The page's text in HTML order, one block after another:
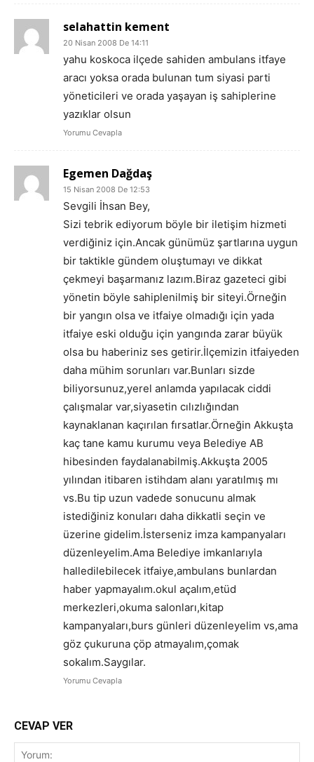
selahattin kement
20 Nisan 2008 De 14:11
yahu koskoca ilçede sahiden ambulans itfaye
aracı yoksa orada bulunan tum siyasi parti
yöneticileri ve orada yaşayan iş sahiplerine
yazıklar olsun
Yorumu Cevapla
Egemen Dağdaş
15 Nisan 2008 De 12:53
Sevgili İhsan Bey,
Sizi tebrik ediyorum böyle bir iletişim hizmeti
verdiğiniz için.Ancak günümüz şartlarına uygun
bir taktikle gündem oluştumayı ve dikkat
çekmeyi başarmanız lazım.Biraz gazeteci gibi
yönetin böyle sahiplenilmiş bir siteyi.Örneğin
bir yangın olsa ve itfaiye olmadığı için yada
itfaiye eski olduğu için yangında zarar büyük
olsa bu haberiniz ses getirir.İlçemizin itfaiyeden
daha mühim sorunları var.Bunları sizde
biliyorsunuz,yerel anlamda yapılacak ciddi
çalışmalar var,siyasetin cılızlığından
kaynaklanan kaçırılan fırsatlar.Örneğin Akkuşta
kaç tane kamu kurumu veya Belediye AB
hibesinden faydalanabilmiş.Akkuşta 2005
yılından itibaren istihdam alanı yaratılmış mı
vs.Bu tip uzun vadede sonucunu almak
istediğiniz konuları daha dikkatli seçin ve
üzerine gidelim.İsterseniz imza kampanyaları
düzenleyelim.Ama Belediye imkanlarıyla
halledilebilecek itfaiye,ambulans bunlardan
haber yapmayalım.okul açalım,etüd
merkezleri,okuma salonları,kitap
kampanyaları,burs günleri düzenleyelim vs,ama
göz çukuruna çöp atmayalım,çomak
sokalım.Saygılar.
Yorumu Cevapla
CEVAP VER